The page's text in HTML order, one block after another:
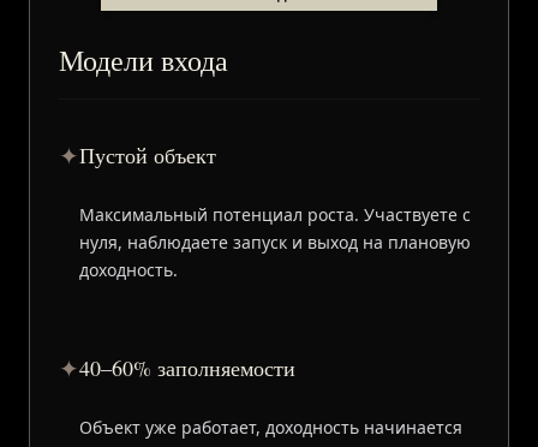
Модели входа
✦Пустой объект
Максимальный потенциал роста. Участвуете с
нуля, наблюдаете запуск и выход на плановую
доходность.
✦40–60% заполняемости
Объект уже работает, доходность начинается